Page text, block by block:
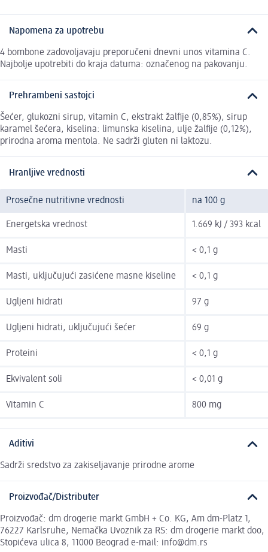
Napomena za upotrebu
4 bombone zadovoljavaju preporučeni dnevni unos vitamina C.
Najbolje upotrebiti do kraja datuma: označenog na pakovanju.
Prehrambeni sastojci
Šećer, glukozni sirup, vitamin C, ekstrakt žalfije (0,85%), sirup
karamel šećera, kiselina: limunska kiselina, ulje žalfije (0,12%),
prirodna aroma mentola. Ne sadrži gluten ni laktozu.
Hranljive vrednosti
Prosečne nutritivne vrednosti na 100 g
Energetska vrednost 1.669 kJ / 393 kcal
Masti < 0,1 g
Masti, uključujući zasićene masne kiseline < 0,1 g
Ugljeni hidrati 97 g
Ugljeni hidrati, uključujući šećer 69 g
Proteini < 0,1 g
Ekvivalent soli < 0,01 g
Vitamin C 800 mg
Aditivi
Sadrži sredstvo za zakiseljavanje prirodne arome
Proizvođač/Distributer
Proizvođač: dm drogerie markt GmbH + Co. KG, Am dm-Platz 1,
76227 Karlsruhe, Nemačka Uvoznik za RS: dm drogerie markt doo,
Stopićeva ulica 8, 11000 Beograd e-mail: info@dm.rs